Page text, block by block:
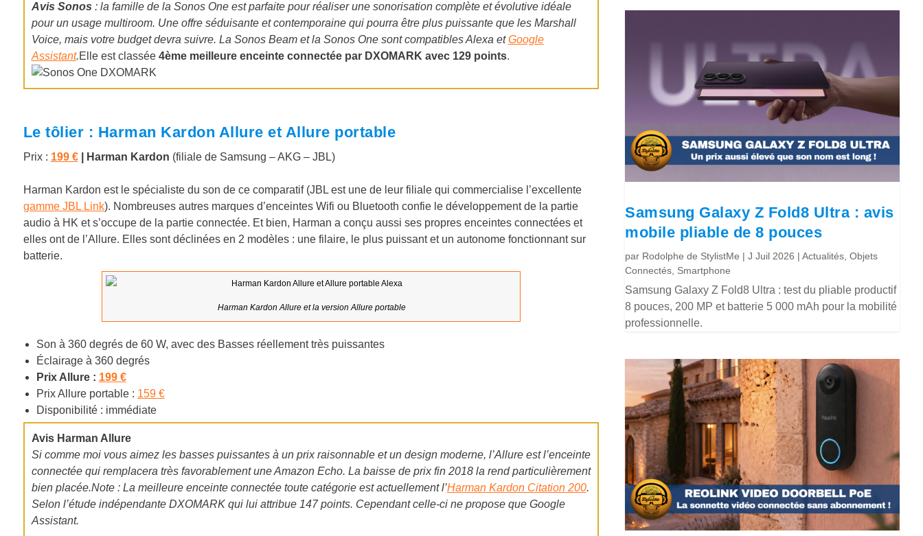
Avis Sonos : la famille de la Sonos One est parfaite pour réaliser une sonorisation complète et évolutive idéale
pour un usage multiroom. Une offre séduisante et contemporaine qui pourra être plus puissante que les Marshall
Voice, mais votre budget devra suivre. La Sonos Beam et la Sonos One sont compatibles Alexa etGoogle
Assistant.Elle est classée 4ème meilleure enceinte connectée par DXOMARK avec 129 points.
Le tôlier : Harman Kardon Allure et Allure portable
Prix : 199 € Harman Kardon (filiale de Samsung – AKG – JBL)
Harman Kardon est le spécialiste du son de ce comparatif (JBL est une de leur filiale qui commercialise l’excellente
gamme JBL Link). Nombreuses autres marques d’enceintes Wifi ou Bluetooth confie le développement de la partie
audio à HK et s’occupe de la partie connectée. Et bien, Harman a conçu aussi ses propres enceintes connectées et
elles ont de l’Allure. Elles sont déclinées en 2 modèles : une filaire, le plus puissant et un autonome fonctionnant sur
batterie.
Harman Kardon Allure et la version Allure portable
Son à 360 degrés de 60 W, avec des Basses réellement très puissantes
Éclairage à 360 degrés
Prix Allure : 199 €
Prix Allure portable : 159 €
Disponibilité : immédiate
Avis Harman Allure
Si comme moi vous aimez les basses puissantes à un prix raisonnable et un design moderne, l’Allure est l’enceinte
connectée qui remplacera très favorablement une Amazon Echo. La baisse de prix fin 2018 la rend particulièrement
bien placée.Note : La meilleure enceinte connectée toute catégorie est actuellement l’Harman Kardon Citation 200.
Selon l’étude indépendante DXOMARK qui lui attribue 147 points. Cependant celle-ci ne propose que Google
Assistant.
Samsung Galaxy Z Fold8 Ultra : avis
mobile pliable de 8 pouces
par Rodolphe de StylistMe |J Juil 2026 |Actualités ,Objets
Connectés Smartphone
Samsung Galaxy Z Fold8 Ultra : test du pliable productif
8 pouces, 200 MP et batterie 5 000 mAh pour la mobilité
professionnelle.